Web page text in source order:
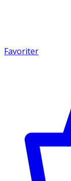
Favoriter